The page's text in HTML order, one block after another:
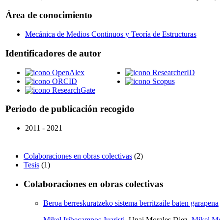
Área de conocimiento
Mecánica de Medios Continuos y Teoría de Estructuras
Identificadores de autor
OpenAlex
ORCID
ResearchGate
ResearcherID
Scopus
Periodo de publicación recogido
2011 - 2021
Colaboraciones en obras colectivas (2)
Tesis (1)
Colaboraciones en obras colectivas
Beroa berreskuratzeko sistema berritzaile baten garapena